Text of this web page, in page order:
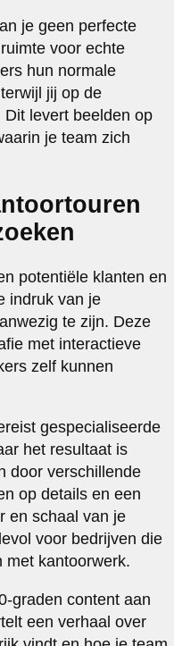
je geen perfecte
voor echte
hun normale
jij op de
levert beelden op
je team zich
potentiële klanten en
indruk van je
te zijn. Deze
met interactieve
zelf kunnen
gespecialiseerde
het resultaat is
door verschillende
op details en een
en schaal van je
voor bedrijven die
met kantoorwerk.
graden content aan
een verhaal over